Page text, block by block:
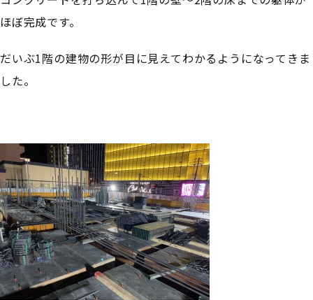
ほぼ完成です。
だいぶ1階の建物の形が目に見えてわかるようになってきま
した。